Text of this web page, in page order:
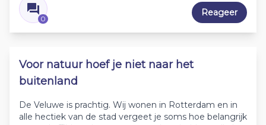
0
Reageer
Voor natuur hoef je niet naar het
buitenland
De Veluwe is prachtig. Wij wonen in Rotterdam en in
alle hectiek van de stad vergeet je soms hoe belangrijk